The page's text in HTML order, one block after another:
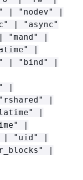
| "nodev" |
| "async"
|
|
| "bind" |
|
|
|
|
| "uid" |
|